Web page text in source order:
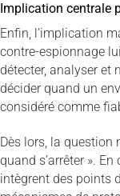
Implication centrale
Enfin, l’implication
contre-espionnage
détecter, analyser et
décider quand un
considéré comme
Dès lors, la question
quand s’arrêter ».
intègrent des points